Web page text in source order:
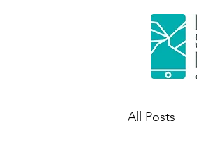
All Posts